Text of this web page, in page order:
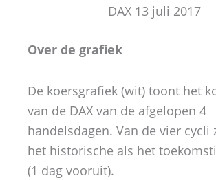
DAX 13 juli 2017
Over de grafiek
De koersgrafiek (wit) toont het
van de DAX van de afgelopen 4
handelsdagen. Van de vier cycli
het historische als het
(1 dag vooruit).